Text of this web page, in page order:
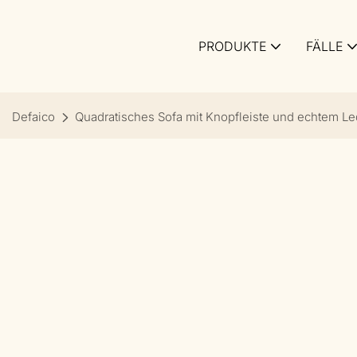
PRODUKTE FÄLLE
Defaico Quadratisches Sofa mit Knopfleiste und echtem